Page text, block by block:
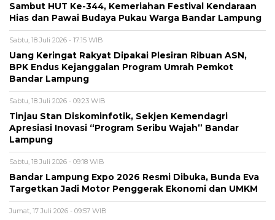
Sambut HUT Ke-344, Kemeriahan Festival Kendaraan
Hias dan Pawai Budaya Pukau Warga Bandar Lampung
Sabtu, 18 Juli 2026 - 17:15 WIB
Uang Keringat Rakyat Dipakai Plesiran Ribuan ASN,
BPK Endus Kejanggalan Program Umrah Pemkot
Bandar Lampung
Sabtu, 18 Juli 2026 - 09:23 WIB
Tinjau Stan Diskominfotik, Sekjen Kemendagri
Apresiasi Inovasi “Program Seribu Wajah” Bandar
Lampung
Sabtu, 18 Juli 2026 - 09:18 WIB
Bandar Lampung Expo 2026 Resmi Dibuka, Bunda Eva
Targetkan Jadi Motor Penggerak Ekonomi dan UMKM
Jumat, 17 Juli 2026 - 09:57 WIB